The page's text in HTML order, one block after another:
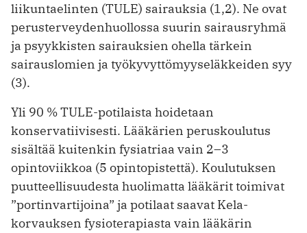
liikuntaelinten (TULE) sairauksia (1,2). Ne ovat
perusterveydenhuollossa suurin sairausryhmä
ja psyykkisten sairauksien ohella tärkein
sairauslomien ja työkyvyttömyyseläkkeiden syy
(3).
Yli 90 % TULE-potilaista hoidetaan
konservatiivisesti. Lääkärien peruskoulutus
sisältää kuitenkin fysiatriaa vain 2–3
opintoviikkoa (5 opintopistettä). Koulutuksen
puutteellisuudesta huolimatta lääkärit toimivat
”portinvartijoina” ja potilaat saavat Kela-
korvauksen fysioterapiasta vain lääkärin